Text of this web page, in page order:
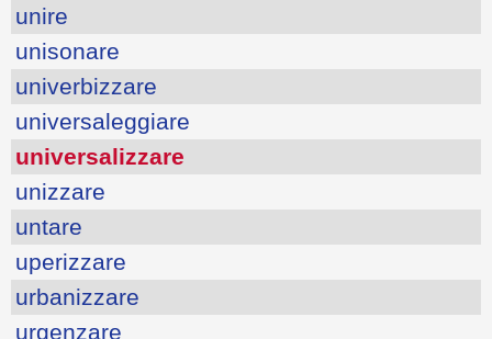
unire
unisonare
univerbizzare
universaleggiare
universalizzare
unizzare
untare
uperizzare
urbanizzare
urgenzare